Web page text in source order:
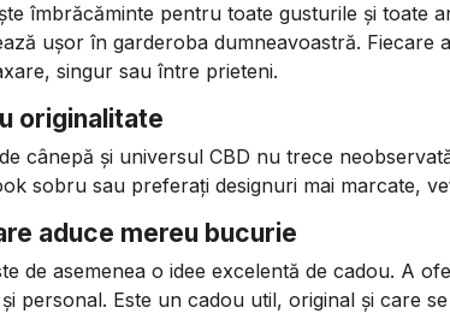
îmbrăcăminte pentru toate gusturile și toate
ușor în garderoba dumneavoastră.
singur sau între prieteni.
originalitate
cânepă și universul CBD nu trece
sobru sau preferați designuri mai marcate,
aduce mereu bucurie
de asemenea o idee excelentă de cadou. A
personal. Este un cadou util, original și care